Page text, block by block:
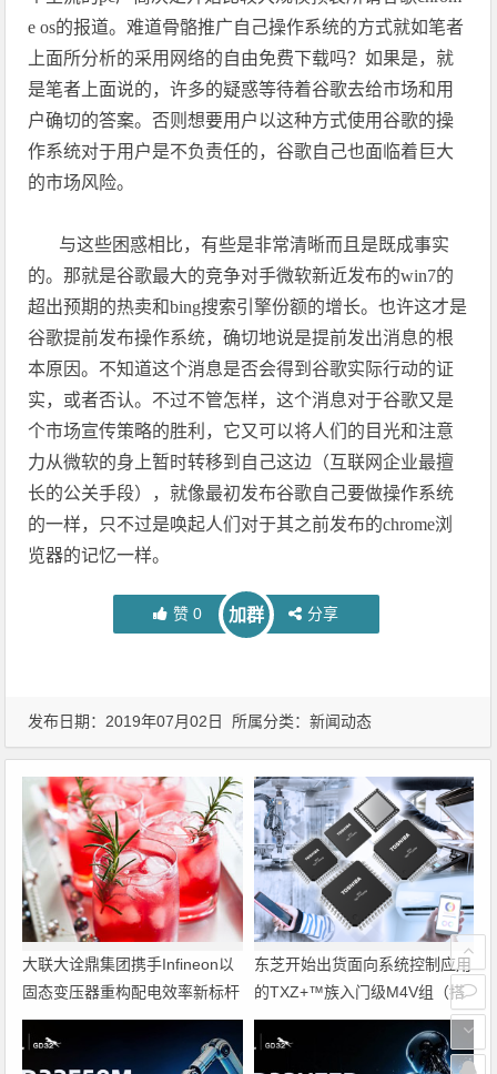
e os的报道。难道骨骼推广自己操作系统的方式就如笔者
上面所分析的采用网络的自由免费下载吗？如果是，就
是笔者上面说的，许多的疑惑等待着谷歌去给市场和用
户确切的答案。否则想要用户以这种方式使用谷歌的操
作系统对于用户是不负责任的，谷歌自己也面临着巨大
的市场风险。
与这些困惑相比，有些是非常清晰而且是既成事实
的。那就是谷歌最大的竞争对手微软新近发布的win7的
超出预期的热卖和bing搜索引擎份额的增长。也许这才是
谷歌提前发布操作系统，确切地说是提前发出消息的根
本原因。不知道这个消息是否会得到谷歌实际行动的证
实，或者否认。不过不管怎样，这个消息对于谷歌又是
个市场宣传策略的胜利，它又可以将人们的目光和注意
力从微软的身上暂时转移到自己这边（互联网企业最擅
长的公关手段），就像最初发布谷歌自己要做操作系统
的一样，只不过是唤起人们对于其之前发布的chrome浏
览器的记忆一样。
赞 0 加群 分享
发布日期：2019年07月02日 所属分类：新闻动态
大联大诠鼎集团携手Infineon以
固态变压器重构配电效率新标杆
东芝开始出货面向系统控制应用
的TXZ+™族入门级M4V组（搭
载Arm Cortex‑M4内核的标准微
控制器）工程样品